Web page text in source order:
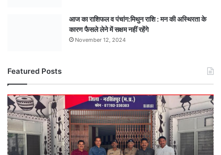
आज का राशिफल व पंचांग:मिथुन राशि : मन की अस्थिरता के
कारण फैसले लेने में सक्षम नहीं रहेंगे
November 12, 2024
Featured Posts
खूनी
सनक
:
पत्नी
पर
कुल्हाड़ी